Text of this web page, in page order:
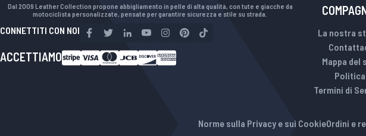
Dal 2009 Leather Collection propone abbigliamento in pelle di alta qualità, con tute e giacche da
motociclista personalizzate, pensate per garantire sicurezza e stile su strada.
CONNETTITI CON NOI
ACCETTIAMO
La nostra
Mappa del
Politica
Termini di
Norme sulla Privacy e sui CookieOrdini e